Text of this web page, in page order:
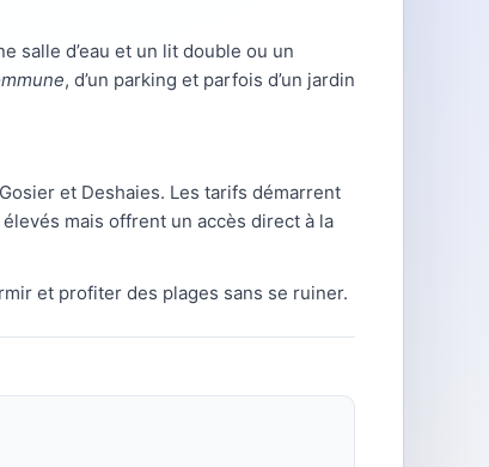
salle d’eau et un lit double ou un
, d’un parking et parfois d’un jardin
et Deshaies. Les tarifs démarrent
mais offrent un accès direct à la
et profiter des plages sans se ruiner.